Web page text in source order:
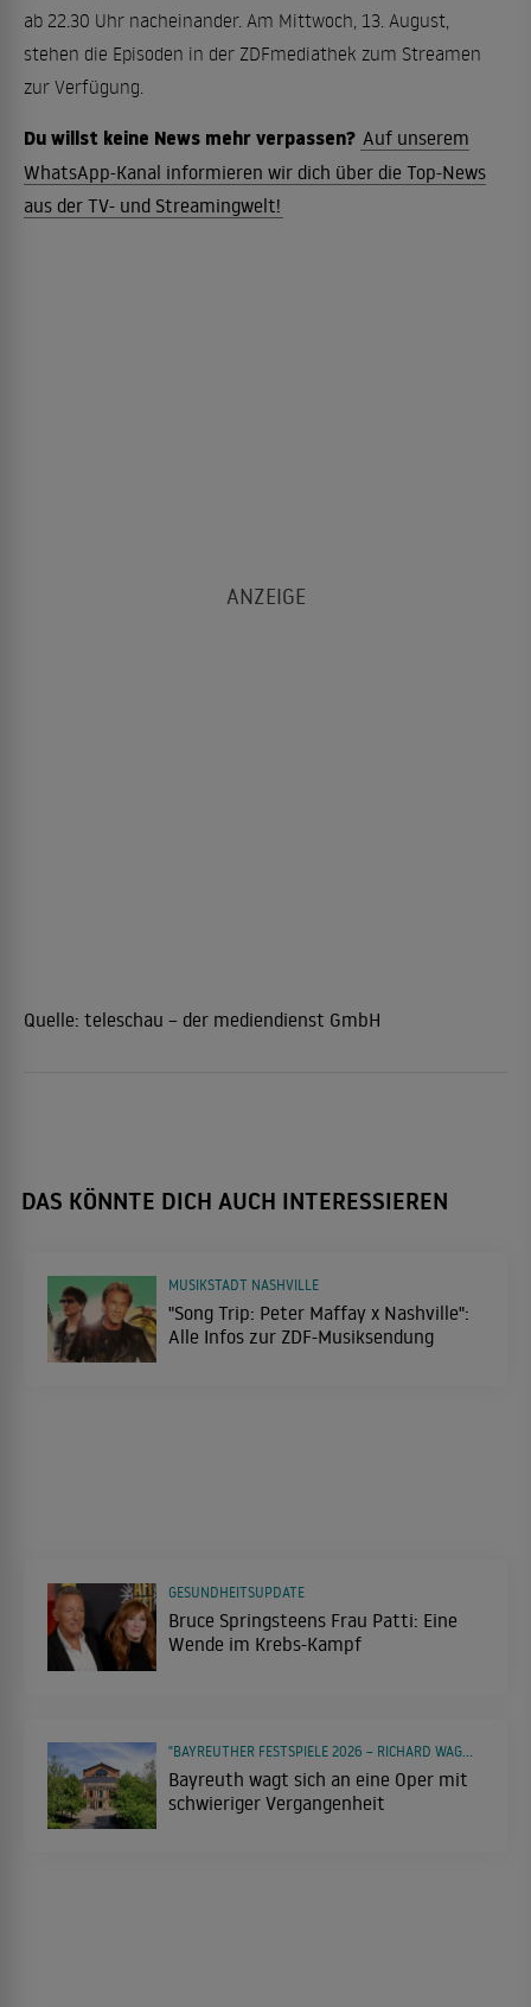
ab 22.30 Uhr nacheinander. Am Mittwoch, 13. August,
stehen die Episoden in der ZDFmediathek zum Streamen
zur Verfügung.
Du willst keine News mehr verpassen? Auf unserem
WhatsApp-Kanal informieren wir dich über die Top-News
aus der TV- und Streamingwelt!
Quelle: teleschau – der mediendienst GmbH
DAS KÖNNTE DICH AUCH INTERESSIEREN
"Song Trip: Peter Maffay x Nashville":
Alle Infos zur ZDF-Musiksendung
MUSIKSTADT NASHVILLE
Bruce Springsteens Frau Patti: Eine
Wende im Krebs-Kampf
GESUNDHEITSUPDATE
Bayreuth wagt sich an eine Oper mit
schwieriger Vergangenheit